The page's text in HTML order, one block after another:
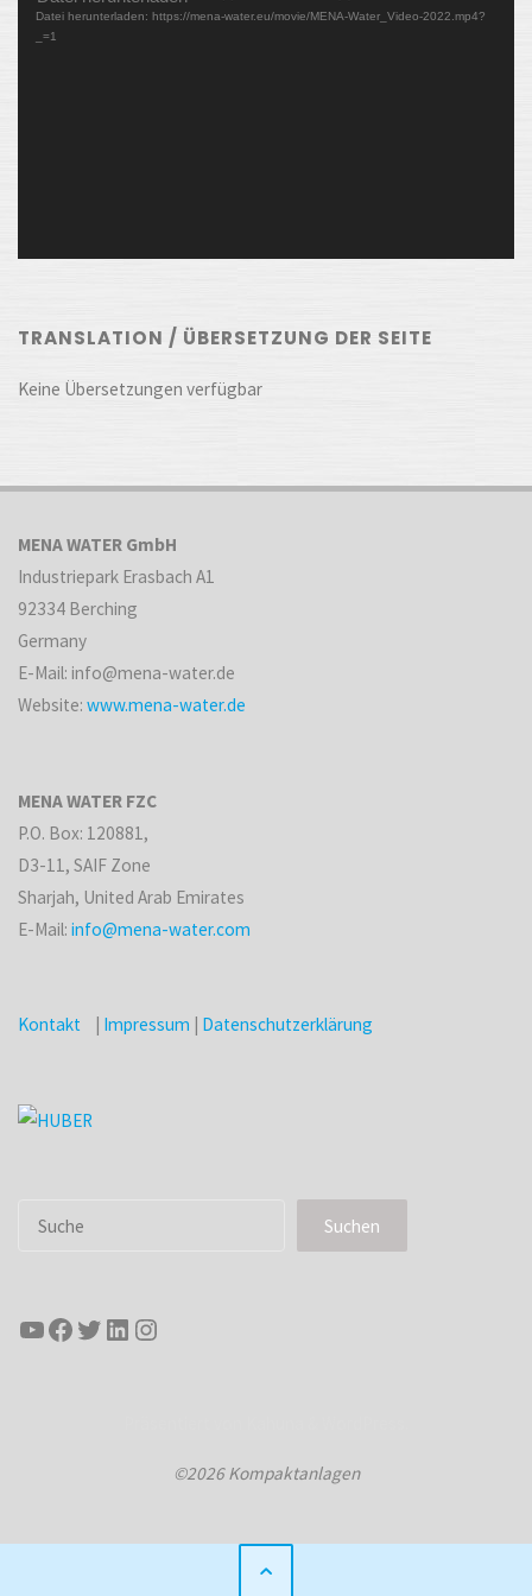
Player
Datei herunterladen: https://mena-water.eu/movie/MENA-Water_Video-2022.mp4?
_=1
TRANSLATION / ÜBERSETZUNG DER SEITE
Keine Übersetzungen verfügbar
MENA WATER GmbH
Industriepark Erasbach A1
92334 Berching
Germany
E-Mail: info@mena-water.de
Website:www.mena-water.de
MENA WATER FZC
P.O. Box: 120881,
D3-11, SAIF Zone
Sharjah, United Arab Emirates
E-Mail:info@mena-water.com
Kontakt | Impressum | Datenschutzerklärung
Suchen Suchen
YouTube
Facebook
Twitter
LinkedIn
Instagram
©2026 Kompaktanlagen